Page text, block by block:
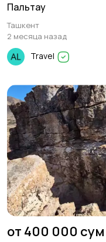
Пальтау
Ташкент
2 месяца назад
Travel
от 400 000 сум